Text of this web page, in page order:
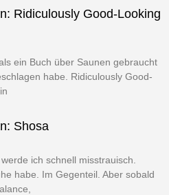
Ridiculously Good-Looking
ein Buch über Saunen gebraucht
habe. Ridiculously Good-
Shosa
ich schnell misstrauisch.
habe. Im Gegenteil. Aber sobald